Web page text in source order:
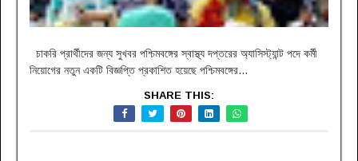
চাকরি প্রার্থীদের জন্য সুখবর পশ্চিমবঙ্গের স্বাস্থ্য দপ্তরের অ্যাসিস্ট্যান্ট পদে কর্মী
নিয়োগের নতুন একটি বিজ্ঞপ্তি প্রকাশিত হয়েছে পশ্চিমবঙ্গের...
SHARE THIS: